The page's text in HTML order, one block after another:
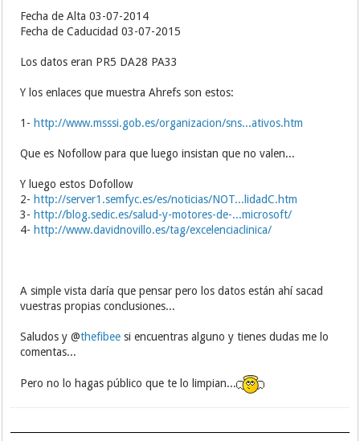
Fecha de Alta 03-07-2014
Fecha de Caducidad 03-07-2015
Los datos eran PR5 DA28 PA33
Y los enlaces que muestra Ahrefs son estos:
1- http://www.msssi.gob.es/organizacion/sns...ativos.htm
Que es Nofollow para que luego insistan que no valen...
Y luego estos Dofollow
2- http://server1.semfyc.es/es/noticias/NOT...lidadC.htm
3- http://blog.sedic.es/salud-y-motores-de-...microsoft/
4- http://www.davidnovillo.es/tag/excelenciaclinica/
A simple vista daría que pensar pero los datos están ahí sacad
vuestras propias conclusiones...
Saludos y @thefibee si encuentras alguno y tienes dudas me lo
comentas...
Pero no lo hagas público que te lo limpian...